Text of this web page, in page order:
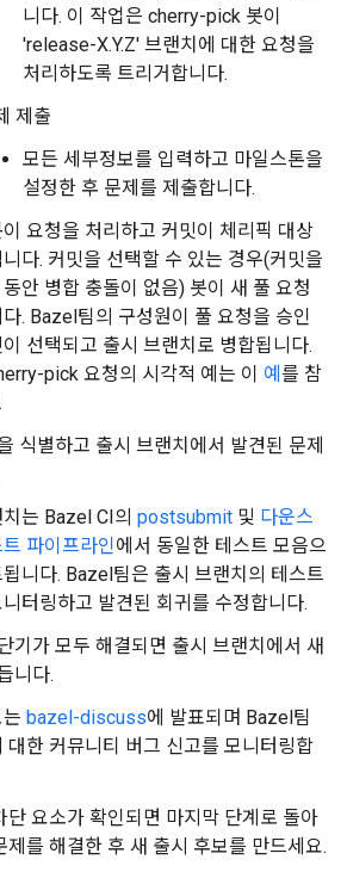
니다. 이 작업은 cherry-pick 봇이
'release-X.Y.Z' 브랜치에 대한 요청을
처리하도록 트리거합니다.
제출
모든 세부정보를 입력하고 마일스톤을
설정한 후 문제를 제출합니다.
요청을 처리하고 커밋이 체리픽 대상
다. 커밋을 선택할 수 있는 경우(커밋을
안 병합 충돌이 없음) 봇이 새 풀 요청
. Bazel팀의 구성원이 풀 요청을 승인
선택되고 출시 브랜치로 병합됩니다.
pick 요청의 시각적 예는 이 예 를 참
식별하고 출시 브랜치에서 발견된 문제
는 Bazel CI의 postsubmit 및 다운스
파이프라인에서 동일한 테스트 모음으
니다. Bazel팀은 출시 브랜치의 테스트
터링하고 발견된 회귀를 수정합니다.
기가 모두 해결되면 출시 브랜치에서 새
니다.
bazel-discuss에 발표되며 Bazel팀
대한 커뮤니티 버그 신고를 모니터링합
단 요소가 확인되면 마지막 단계로 돌아
제를 해결한 후 새 출시 후보를 만드세요.